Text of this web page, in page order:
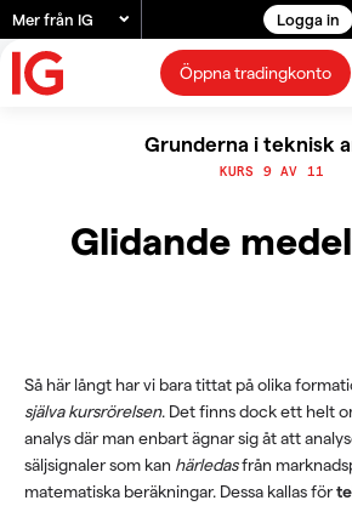
Mer från IG Logga in
Öppna tradingkonto
Grunderna i teknisk
KURS 9 AV 11
Glidande
Så här långt har vi bara tittat på olika
själva kursrörelsen. Det finns dock ett helt
analys där man enbart ägnar sig åt att
säljsignaler som kan härledasfrån
matematiska beräkningar. Dessa kallas för